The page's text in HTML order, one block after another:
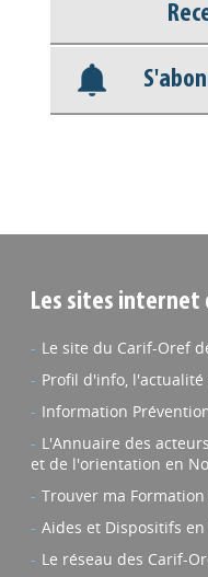
Base
Nos
Les sites internet
Le site du Carif-Oref
Profil d'info,
Information
L'Annuaire des
et de l'orientation en
Trouver ma
Aides et Dispositifs
Le réseau des Carif-